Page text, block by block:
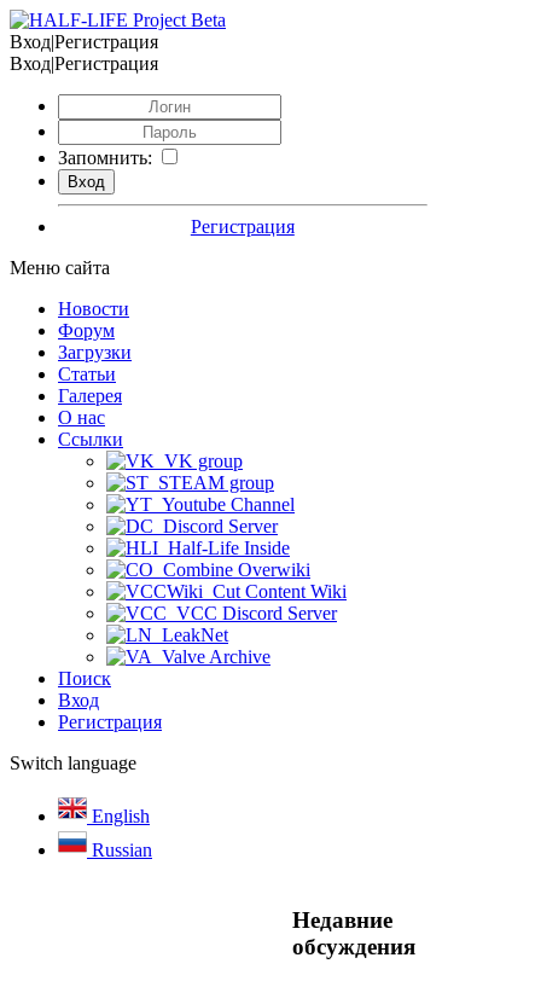
Вход|Регистрация
Вход|Регистрация
Запомнить:
Регистрация
Меню сайта
Новости
Форум
Загрузки
Статьи
Галерея
О нас
Ссылки
VK group
STEAM group
Youtube Channel
Discord Server
Half-Life Inside
Combine Overwiki
Cut Content Wiki
VCC Discord Server
LeakNet
Valve Archive
Поиск
Вход
Регистрация
Switch language
English
Russian
Недавние
обсуждения